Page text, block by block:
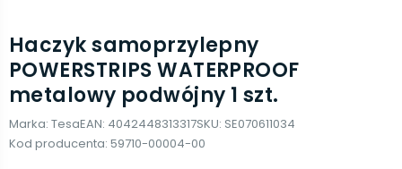
Haczyk samoprzylepny
POWERSTRIPS WATERPROOF
metalowy podwójny 1 szt.
Marka: TesaEAN: 4042448313317SKU: SE070611034
Kod producenta: 59710-00004-00